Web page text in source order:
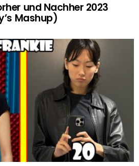
und Nachher 2023
Mashup)